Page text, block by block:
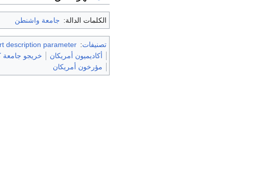
الكلمات الدالة: جامعة واشنطن
تصنيفات:
description parameter
أكاديميون أمريكان
خريجو جامعة
مؤرخون أمريكان